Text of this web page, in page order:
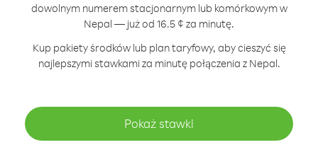
dowolnym numerem stacjonarnym lub komórkowym w
Nepal — już od 16.5 ¢ za minutę.
Kup pakiety środków lub plan taryfowy, aby cieszyć się
najlepszymi stawkami za minutę połączenia z Nepal.
Pokaż stawki